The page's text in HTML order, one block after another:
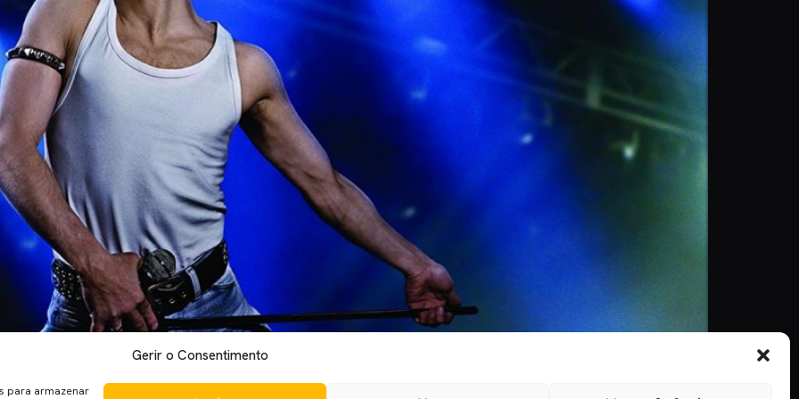
Gerir o Consentimento
para armazenar
após a sua morte, a história de Freddie Mercury, o icónico líder dos Queen que faleceu nos anos 90 após ter